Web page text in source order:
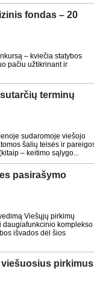
fondas – 20
– kviečia statybos
pačiu užtikrinant ir
terminų
sudaromoje viešojo
šalių teisės ir
– keitimo sąlygo...
pasirašymo
Viešųjų pirkimų
daugiafunkcinio komplekso
išvados dėl šios
pirkimus